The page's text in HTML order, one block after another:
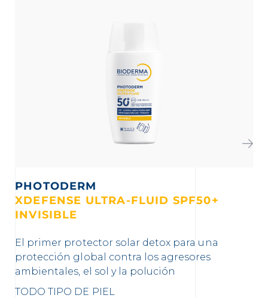
PHOTODERM
XDEFENSE ULTRA-FLUID SPF50+
INVISIBLE
El primer protector solar detox para una
protección global contra los agresores
ambientales, el sol y la polución
TODO TIPO DE PIEL